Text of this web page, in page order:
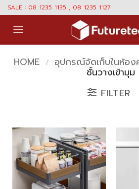
Skip
content
SALE : 08 1235 1135 , 08 1235 1127
HOME / อุปกรณ์จัดเก็บในห้อง
ชั้นวางเข้ามุม
FILTER